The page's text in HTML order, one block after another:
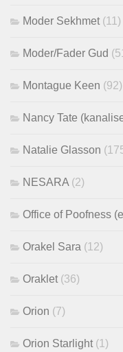
Moder Sekhmet (11)
Moder/Fader Gud
Montague Keen (92)
Nancy Tate
Natalie Glasson
NESARA (2)
Office of Poofness
Orakel Sara (12)
Oraklet (36)
Orion (7)
Orion Starlight (1)